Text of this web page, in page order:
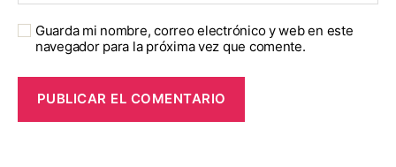
Guarda mi nombre, correo electrónico y web en este
navegador para la próxima vez que comente.